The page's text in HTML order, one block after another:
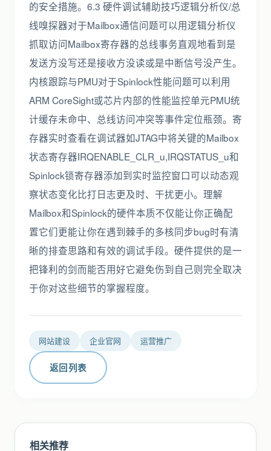
的安全措施。6.3 硬件调试辅助技巧逻辑分析仪/总
线嗅探器对于Mailbox通信问题可以用逻辑分析仪
抓取访问Mailbox寄存器的总线事务直观地看到是
发送方没写还是接收方没读或是中断信号没产生。
内核跟踪与PMU对于Spinlock性能问题可以利用
ARM CoreSight或芯片内部的性能监控单元PMU统
计缓存未命中、总线访问冲突等事件定位瓶颈。寄
存器实时查看在调试器如JTAG中将关键的Mailbox
状态寄存器IRQENABLE_CLR_u,IRQSTATUS_u和
Spinlock锁寄存器添加到实时监控窗口可以动态观
察状态变化比打日志更及时、干扰更小。理解
Mailbox和Spinlock的硬件本质不仅能让你正确配
置它们更能让你在遇到棘手的多核同步bug时有清
晰的排查思路和有效的调试手段。硬件提供的是一
把锋利的剑而能否用好它避免伤到自己则完全取决
于你对这些细节的掌握程度。
网站建设 企业官网 运营推广
返回列表
相关推荐